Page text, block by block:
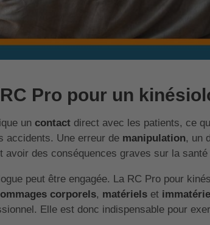
Pro pour un
uncontactdirect avec les patients, ce
accidents. Une erreur de manipulation, un
des conséquences graves sur la santé
peut être engagée. La RC Pro pour
corporels, matériels et
Elle est donc indispensable pour